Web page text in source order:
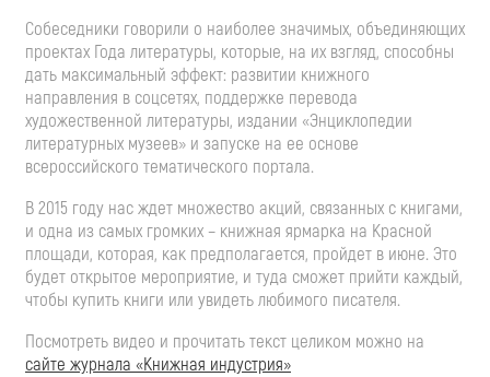
Собеседники говорили о наиболее значимых, объединяющих
проектах Года литературы, которые, на их взгляд, способны
дать максимальный эффект: развитии книжного
направления в соцсетях, поддержке перевода
художественной литературы, издании «Энциклопедии
литературных музеев» и запуске на ее основе
всероссийского тематического портала.
В 2015 году нас ждет множество акций, связанных с книгами,
и одна из самых громких – книжная ярмарка на Красной
площади, которая, как предполагается, пройдет в июне. Это
будет открытое мероприятие, и туда сможет прийти каждый,
чтобы купить книги или увидеть любимого писателя.
Посмотреть видео и прочитать текст целиком можно на
сайте журнала «Книжная индустрия»